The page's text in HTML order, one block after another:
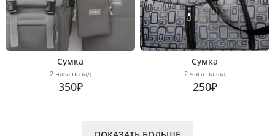
Сумка
2 часа назад
350₽
Сумка
2 часа назад
250₽